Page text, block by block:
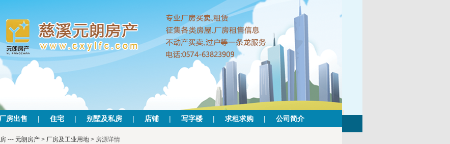
厂房出售 | 住宅 | 别墅及私房 | 店铺 | 写字楼 | 求租求购 | 公司简介
--- 元朗房产 > 厂房及工业用地 > 房源详情